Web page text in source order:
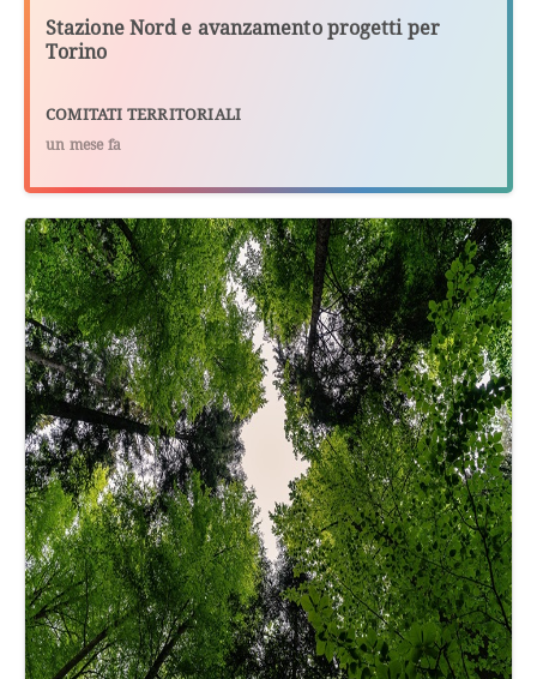
Stazione Nord e avanzamento progetti per
Torino
COMITATI TERRITORIALI
un mese fa